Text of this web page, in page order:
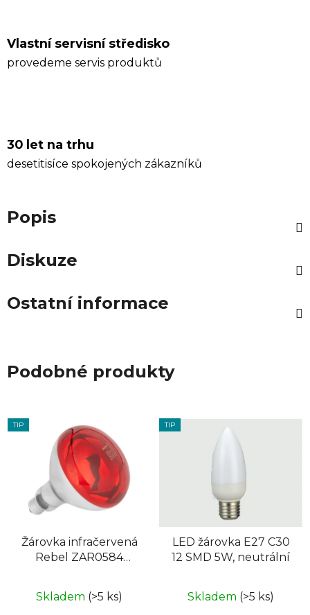
Vlastní servisní středisko
provedeme servis produktů
30 let na trhu
desetitisíce spokojených zákazníků
Popis
Diskuze
Ostatní informace
Podobné produkty
TIP
Žárovka infračervená
Rebel ZAR0584
Skladem (>5 ks)
TIP
LED žárovka E27 C30
12 SMD 5W, neutrální
Skladem (>5 ks)